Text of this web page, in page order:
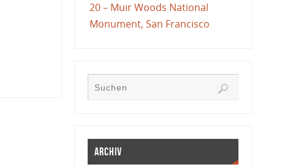
20 – Muir Woods National
Monument, San Francisco
Archiv